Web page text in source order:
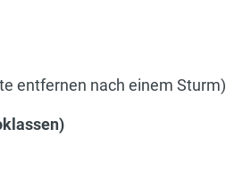
entfernen nach einem Sturm)